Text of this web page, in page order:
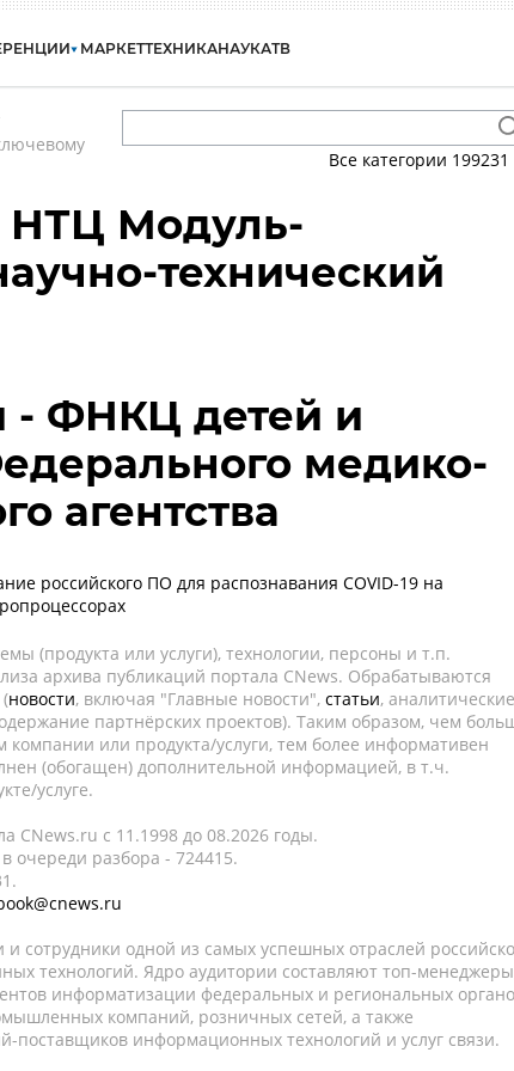
МАРКЕТТЕХНИКАНАУКАТВ
Все категории 199231
Модуль-
технический
ФНКЦ детей и
медико-
агентства
российского ПО для распознавания COVID-19 на
(продукта или услуги), технологии, персоны и т.п.
архива публикаций портала CNews. Обрабатываются
новости, включая "Главные новости", статьи, аналитические
партнёрских проектов). Таким образом, чем
или продукта/услуги, тем более информативен
(обогащен) дополнительной информацией, в т.ч.
услуге.
CNews.ru c 11.1998 до 08.2026 годы.
очереди разбора - 724415.
сотрудники одной из самых успешных отраслей
технологий. Ядро аудитории составляют топ-
информатизации федеральных и региональных
компаний, розничных сетей, а также
поставщиков информационных технологий и услуг связи.